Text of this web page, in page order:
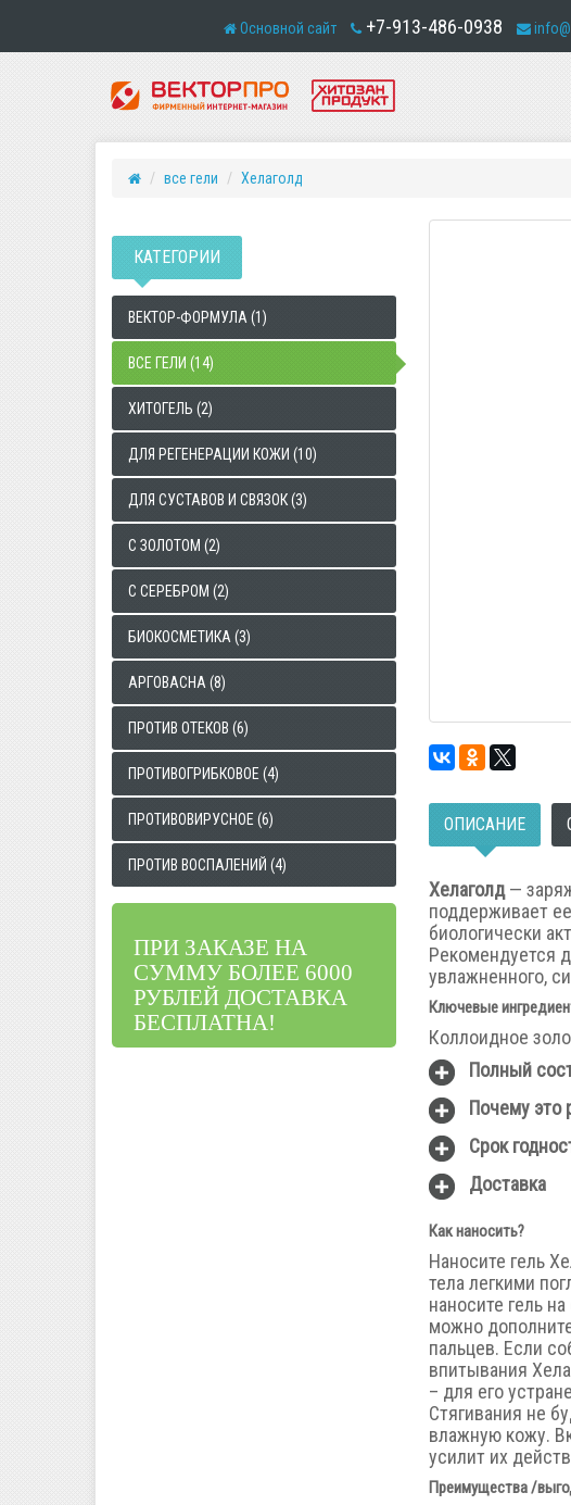
Основной сайт +7-913-486-0938
все гели Хелаголд
КАТЕГОРИИ
ВЕКТОР-ФОРМУЛА (1)
ВСЕ ГЕЛИ (14)
ХИТОГЕЛЬ (2)
ДЛЯ РЕГЕНЕРАЦИИ КОЖИ (10)
ДЛЯ СУСТАВОВ И СВЯЗОК (3)
С ЗОЛОТОМ (2)
С СЕРЕБРОМ (2)
БИОКОСМЕТИКА (3)
АРГОВАСНА (8)
ПРОТИВ ОТЕКОВ (6)
ПРОТИВОГРИБКОВОЕ (4)
ПРОТИВОВИРУСНОЕ (6)
ПРОТИВ ВОСПАЛЕНИЙ (4)
ПРИ ЗАКАЗЕ НА
СУММУ БОЛЕЕ 6000
РУБЛЕЙ ДОСТАВКА
БЕСПЛАТНА!
ОПИСАНИЕ
Хелаголд—
поддерживает
биологически
Рекомендуется
увлажненного,
Ключевые
Коллоидное
Полный
Почему это
Срок
Доставка
Как наносить?
Наносите гель
тела легкими
наносите гель
можно
пальцев. Если
впитывания
– для его
Стягивания не
влажную кожу.
усилит их
Преимущества /